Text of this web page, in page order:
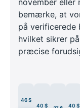
bemærke, at
på verificerede
hvilket sikrer
præcise
46 $
40 $ 40 $